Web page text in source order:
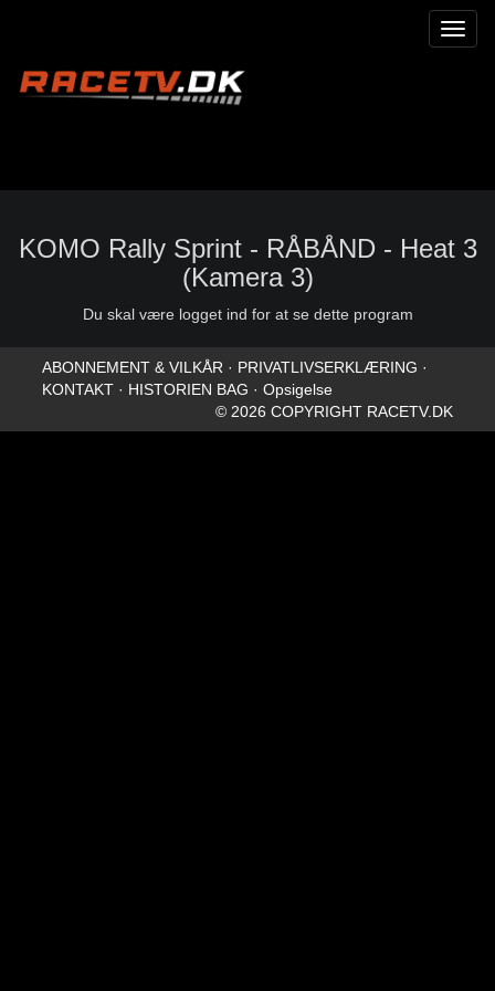
KOMO Rally Sprint - RÅBÅND - Heat 3
(Kamera 3)
Du skal være logget ind for at se dette program
ABONNEMENT & VILKÅR · PRIVATLIVSERKLÆRING ·
KONTAKT · HISTORIEN BAG · Opsigelse
© 2026 COPYRIGHT RACETV.DK